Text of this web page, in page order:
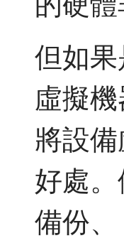
但如
虛擬
將設
好處
備份